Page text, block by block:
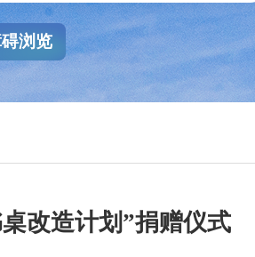
浏览
改造计划”捐赠仪式